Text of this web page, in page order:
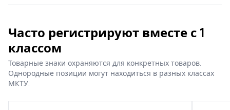
Часто регистрируют вместе с 1
классом
Товарные знаки охраняются для конкретных товаров.
Однородные позиции могут находиться в разных классах
МКТУ.